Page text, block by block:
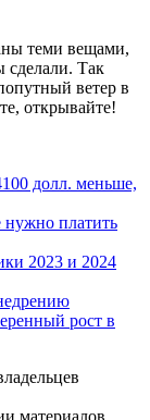
теми вещами,
сделали. Так
ветер в
открывайте!
долл. меньше,
платить
2023 и 2024
рост в
материалов